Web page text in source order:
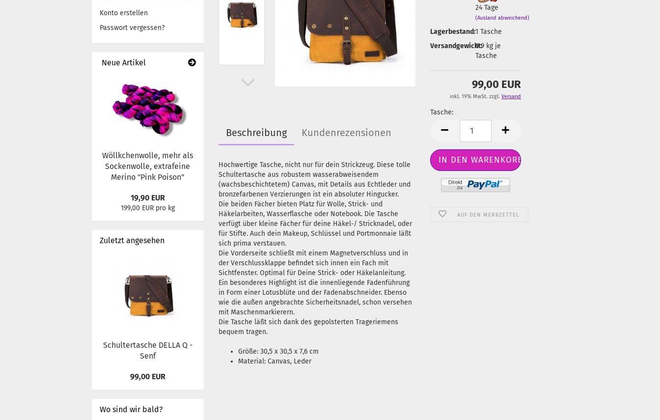
24 Tage
(Ausland abweichend)
Lagerbestand:1 Tasche
Versandgewicht:
0.9kg je
Tasche
99,00 EUR
inkl. 19% MwSt. zzgl.Versand
Tasche:
Tasche
AUF DEN MERKZETTEL
Beschreibung Kundenrezensionen
Hochwertige Tasche, nicht nur für dein Strickzeug. Diese tolle
Schultertasche aus robustem wasserabweisendem
(wachsbeschichtetem) Canvas, mit Details aus Echtleder und
bronzefarbenen Verzierungen ist ein absoluter Hingucker.
Die beiden Fächer bieten Platz für Wolle, Strick- und
Häkelarbeiten, Wasserflasche oder Notebook. Die Tasche
verfügt über kleine Fächer für deine Häkel-/ Stricknadel, oder
für Stifte. Auch dein Makeup, Schlüssel und Portmonnaie läßt
sich prima verstauen.
Die Vorderseite schließt mit einem Magnetverschluss und in
der Verschlussklappe befindet sich innen ein Fach mit
Sichtfenster. Optimal für Deine Strick- oder Häkelanleitung.
Ein besonderes Highlight ist die innenliegende Fadenführung
in Form einer Lotusblüte und der Fadenabschneider. Ebenso
wie die außen angebrachte Sicherheitsnadel, schon versehen
mit Maschenmarkierern.
Die Tasche läßt sich dank des gepolsterten Trageriemens
bequem tragen.
Größe: 30,5 x 30,5 x 7,6 cm
Material: Canvas, Leder
Konto erstellen
Passwort vergessen?
Neue Artikel
Wöllkchenwolle, mehr als
Sockenwolle, extrafeine
Merino "Pink Poison"
19,90 EUR
199,00 EUR pro kg
Zuletzt angesehen
Schultertasche DELLA Q -
Senf
99,00 EUR
Wo sind wir bald?